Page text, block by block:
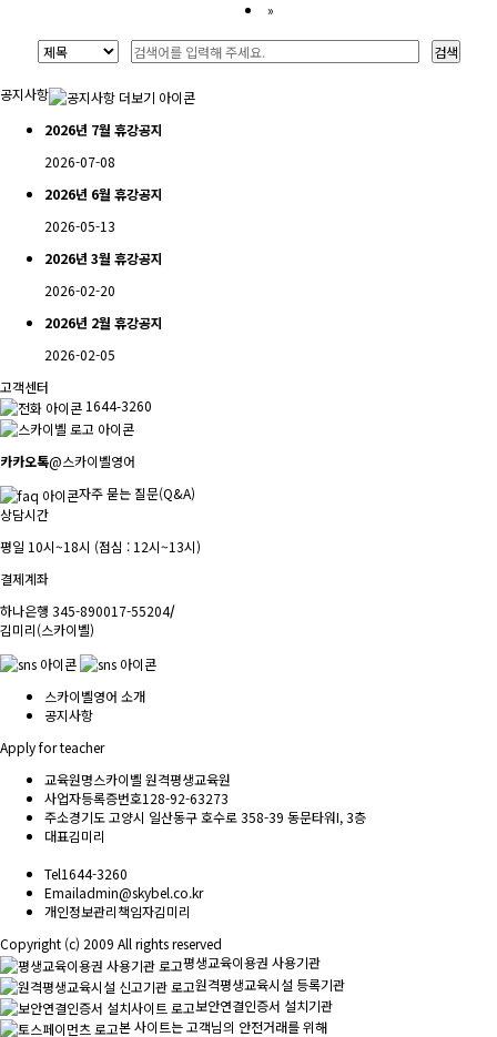
»
공지사항
2026년 7월 휴강공지
2026-07-08
2026년 6월 휴강공지
2026-05-13
2026년 3월 휴강공지
2026-02-20
2026년 2월 휴강공지
2026-02-05
고객센터
1644-3260
카카오톡@스카이벨영어
자주 묻는 질문(Q&A)
상담시간
평일 10시~18시 (점심 : 12시~13시)
결제계좌
하나은행 345-890017-55204/
김미리(스카이벨)
스카이벨영어 소개
공지사항
Apply for teacher
교육원명스카이벨 원격평생교육원
사업자등록증번호128-92-63273
주소경기도 고양시 일산동구 호수로 358-39 동문타워I, 3층
대표김미리
Tel1644-3260
Emailadmin@skybel.co.kr
개인정보관리책임자김미리
Copyright (c) 2009 All rights reserved
평생교육이용권 사용기관
원격평생교육시설 등록기관
보안연결인증서 설치기관
본 사이트는 고객님의 안전거래를 위해